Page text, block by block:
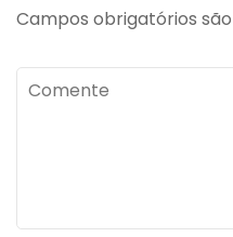
Campos obrigatórios
Comente